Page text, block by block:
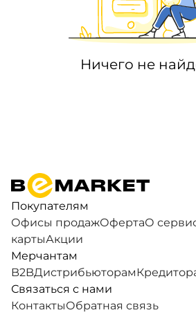
Ничего не
Покупателям
Офисы продажОфертаО
картыАкции
Мерчантам
B2BДистрибьюторам
Связаться с нами
КонтактыОбратная связь